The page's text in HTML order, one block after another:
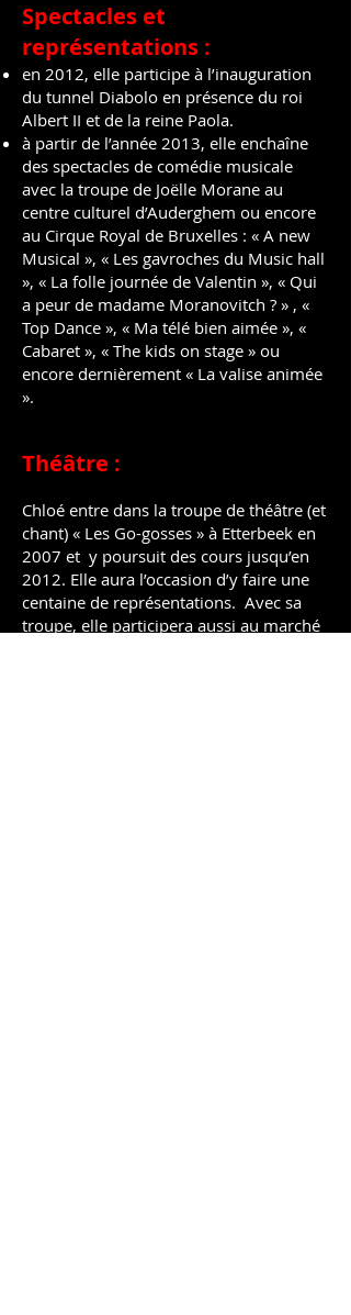
Spectacles et
représentations :
en 2012, elle participe à l’inauguration
du tunnel Diabolo en présence du roi
Albert II et de la reine Paola.
à partir de l’année 2013, elle enchaîne
des spectacles de comédie musicale
avec la troupe de Joëlle Morane au
centre culturel d’Auderghem ou encore
au Cirque Royal de Bruxelles : « A new
Musical », « Les gavroches du Music hall
», « La folle journée de Valentin », « Qui
a peur de madame Moranovitch ? » , «
Top Dance », « Ma télé bien aimée », «
Cabaret », « The kids on stage » ou
encore dernièrement « La valise animée
».
Théâtre :
Chloé entre dans la troupe de théâtre (et
chant) « Les Go-gosses » à Etterbeek en
2007 et y poursuit des cours jusqu’en
2012. Elle aura l’occasion d’y faire une
centaine de représentations. Avec sa
troupe, elle participera aussi au marché